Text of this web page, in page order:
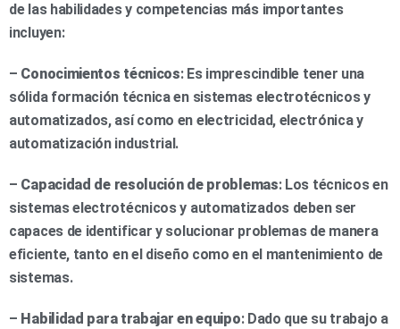
de las habilidades y competencias más importantes
incluyen:
– Conocimientos técnicos: Es imprescindible tener una
sólida formación técnica en sistemas electrotécnicos y
automatizados, así como en electricidad, electrónica y
automatización industrial.
– Capacidad de resolución de problemas: Los técnicos en
sistemas electrotécnicos y automatizados deben ser
capaces de identificar y solucionar problemas de manera
eficiente, tanto en el diseño como en el mantenimiento de
sistemas.
– Habilidad para trabajar en equipo: Dado que su trabajo a